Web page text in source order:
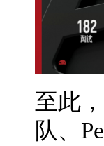
至此
队、